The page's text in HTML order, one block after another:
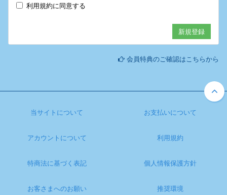
利用規約に同意する
会員特典のご確認はこちらから
当サイトについて お支払いについて
アカウントについて 利用規約
特商法に基づく表記 個人情報保護方針
お客さまへのお願い 推奨環境